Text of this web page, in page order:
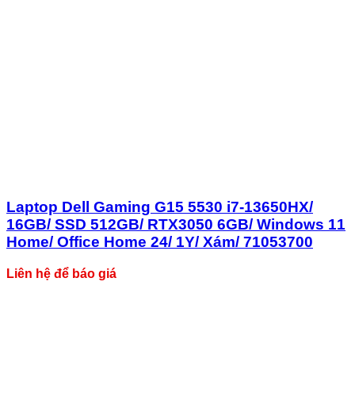
Laptop Dell Gaming G15 5530 i7-13650HX/
16GB/ SSD 512GB/ RTX3050 6GB/ Windows 11
Home/ Office Home 24/ 1Y/ Xám/ 71053700
Liên hệ để báo giá